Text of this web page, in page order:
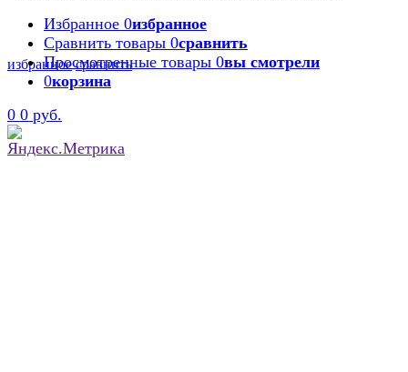
избранное сравнить
Избранное 0избранное
Сравнить товары 0сравнить
Просмотренные товары 0вы смотрели
0корзина
0 0 руб.